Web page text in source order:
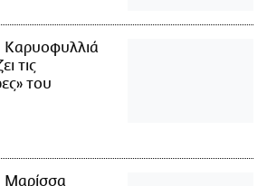
Καρυοφυλλιά
τις
του
Μαρίσσα